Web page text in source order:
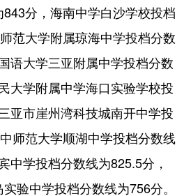
分，海南中学白沙学校投档
范大学附属琼海中学投档分数
语大学三亚附属中学投档分数
大学附属中学海口实验学校投
亚市崖州湾科技城南开中学投
师范大学顺湖中学投档分数线
中学投档分数线为825.5分，
验中学投档分数线为756分。